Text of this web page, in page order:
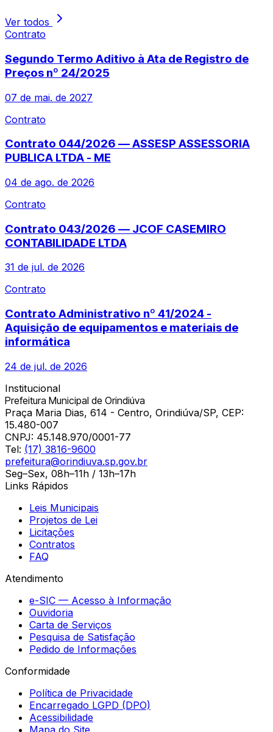
Ver todos
Contrato
Segundo Termo Aditivo à Ata de Registro de
Preços nº 24/2025
07 de mai. de 2027
Contrato
Contrato 044/2026 — ASSESP ASSESSORIA
PUBLICA LTDA - ME
04 de ago. de 2026
Contrato
Contrato 043/2026 — JCOF CASEMIRO
CONTABILIDADE LTDA
31 de jul. de 2026
Contrato
Contrato Administrativo nº 41/2024 -
Aquisição de equipamentos e materiais de
informática
24 de jul. de 2026
Institucional
Prefeitura Municipal de Orindiúva
Praça Maria Dias, 614 - Centro, Orindiúva/SP, CEP:
15.480-007
CNPJ: 45.148.970/0001-77
Tel: (17) 3816-9600
prefeitura@orindiuva.sp.gov.br
Seg–Sex, 08h–11h / 13h–17h
Links Rápidos
Leis Municipais
Projetos de Lei
Licitações
Contratos
FAQ
Atendimento
e-SIC — Acesso à Informação
Ouvidoria
Carta de Serviços
Pesquisa de Satisfação
Pedido de Informações
Conformidade
Política de Privacidade
Encarregado LGPD (DPO)
Acessibilidade
Mapa do Site